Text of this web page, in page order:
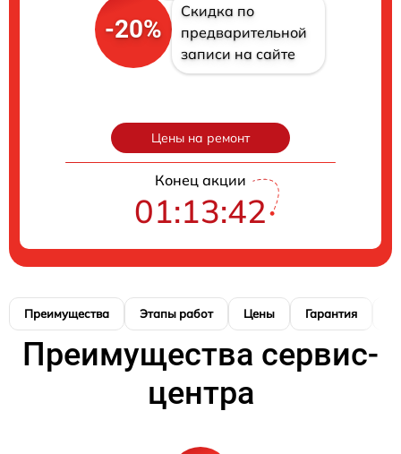
-20%
Скидка по
предварительной
записи на сайте
Цены на ремонт
Конец акции
01:13:42
Преимущества Этапы работ Цены Гарантия
Преимущества сервис-
центра